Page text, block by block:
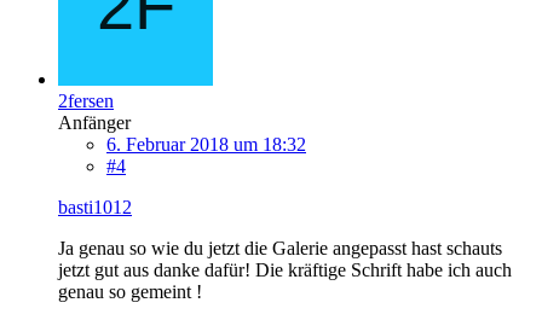
2fersen
Anfänger
6. Februar 2018 um 18:32
#4
basti1012
Ja genau so wie du jetzt die Galerie angepasst hast schauts
jetzt gut aus danke dafür! Die kräftige Schrift habe ich auch
genau so gemeint !